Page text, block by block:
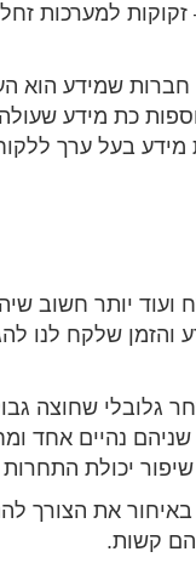
למערכות
חברות שמידע
כת מידע
בעל ערך
יותר חשוב
שלקח לנו
שחוצה
נהיים אחד
יכולת
את הצורך
קשות.